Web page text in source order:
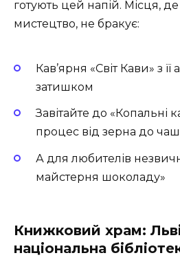
готують цей напій. Місця,
мистецтво, не бракує:
Кав’ярня «Світ Кави» з
затишком
Завітайте до «Копальні
процес від зерна до
А для любителів
майстерня шоколаду»
Книжковий храм:
національна